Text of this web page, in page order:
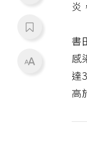
炎
書
感
達
高